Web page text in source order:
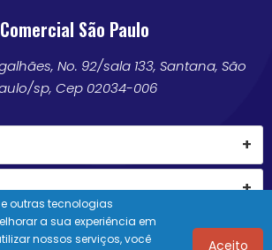
Comercial São Paulo
No. 92/sala 133, Santana, São
sp, Cep 02034-006
outras tecnologias
a sua experiência em
nossos serviços, você
Aceito